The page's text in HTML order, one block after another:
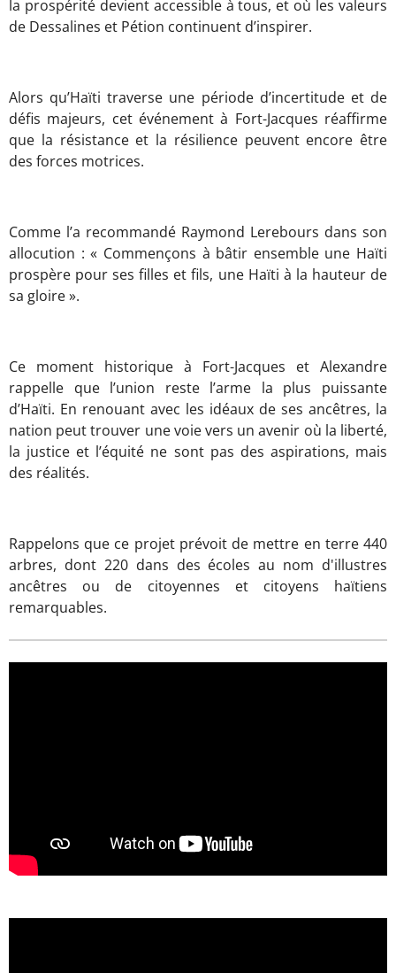
la prospérité devient accessible à tous, et où les valeurs
de Dessalines et Pétion continuent d’inspirer.
Alors qu’Haïti traverse une période d’incertitude et de
défis majeurs, cet événement à Fort-Jacques réaffirme
que la résistance et la résilience peuvent encore être
des forces motrices.
Comme l’a recommandé Raymond Lerebours dans son
allocution : « Commençons à bâtir ensemble une Haïti
prospère pour ses filles et fils, une Haïti à la hauteur de
sa gloire ».
Ce moment historique à Fort-Jacques et Alexandre
rappelle que l’union reste l’arme la plus puissante
d’Haïti. En renouant avec les idéaux de ses ancêtres, la
nation peut trouver une voie vers un avenir où la liberté,
la justice et l’équité ne sont pas des aspirations, mais
des réalités.
Rappelons que ce projet prévoit de mettre en terre 440
arbres, dont 220 dans des écoles au nom d'illustres
ancêtres ou de citoyennes et citoyens haïtiens
remarquables.